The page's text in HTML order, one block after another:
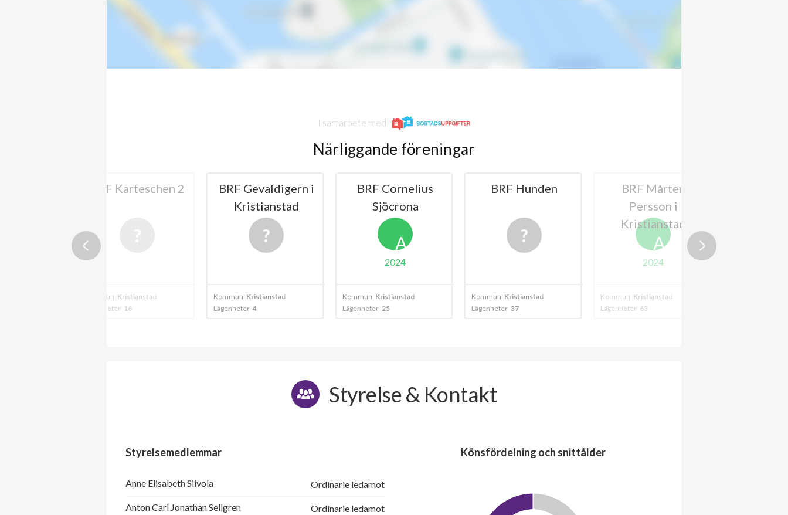
I samarbete med
Närliggande föreningar
BRF Karteschen 2
Kommun Kristianstad
Lägenheter 16
BRF Gevaldigern i
Kristianstad
Kommun Kristianstad
Lägenheter 4
BRF Cornelius
Sjöcrona
A
2024
Kommun Kristianstad
Lägenheter 25
BRF Hunden
Kommun Kristianstad - östermalm
Lägenheter 37
BRF Mårten
Persson i
Kristianstad
A
2024
Kommun Kristianstad
Lägenheter 63
Styrelse & Kontakt
Styrelsemedlemmar
Anne Elisabeth Siivola Ordinarie ledamot
Anton Carl Jonathan Sellgren Ordinarie ledamot
Könsfördelning och snittålder